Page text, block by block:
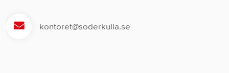
kontoret@soderkulla.se